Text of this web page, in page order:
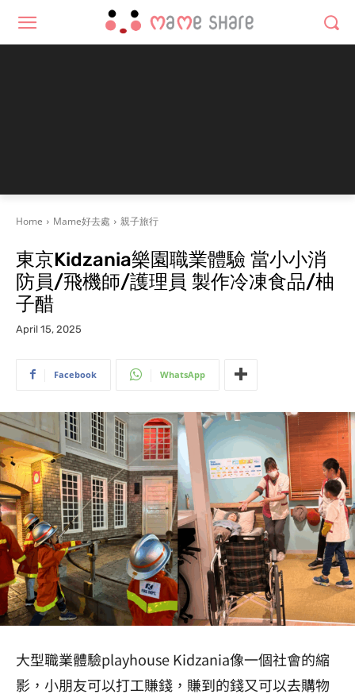
Home Mame好去處 親子旅行
東京Kidzania樂園職業體驗 當小小消
防員/飛機師/護理員 製作冷凍食品/柚
子醋
April 15, 2025
Facebook WhatsApp
大型職業體驗playhouse Kidzania像一個社會的縮
影，小朋友可以打工賺錢，賺到的錢又可以去購物